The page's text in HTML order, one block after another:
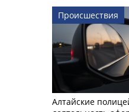
Происшествия
Алтайские